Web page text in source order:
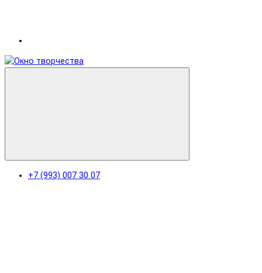
+7 (993) 007 30 07